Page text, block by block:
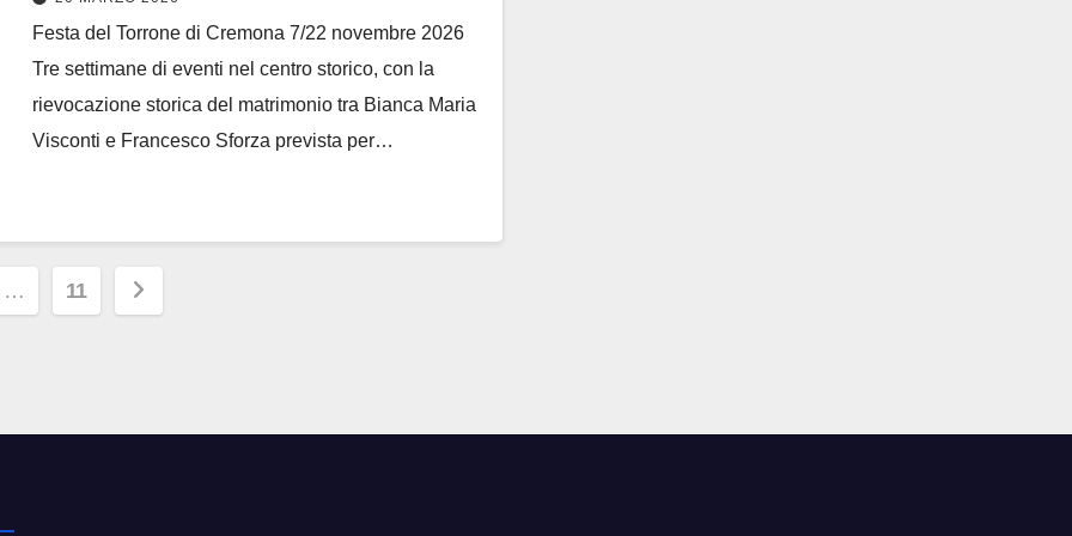
Festa del Torrone di Cremona 7/22 novembre 2026
Tre settimane di eventi nel centro storico, con la
rievocazione storica del matrimonio tra Bianca Maria
Visconti e Francesco Sforza prevista per…
… 11